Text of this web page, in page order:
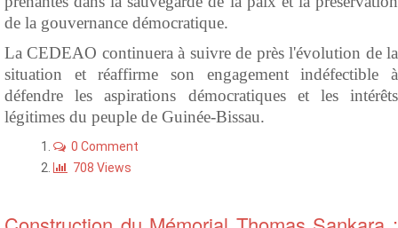
de la gouvernance démocratique.
La CEDEAO continuera à suivre de près l'évolution de la
situation et réaffirme son engagement indéfectible à
défendre les aspirations démocratiques et les intérêts
légitimes du peuple de Guinée-Bissau.
0 Comment
708 Views